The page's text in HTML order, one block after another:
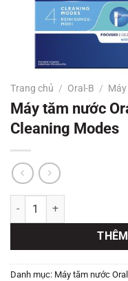
Trang chủ / Oral-B /
Máy tăm nước
Cleaning Modes
Máy tăm nước Oral-B
Danh mục: Máy tăm nước